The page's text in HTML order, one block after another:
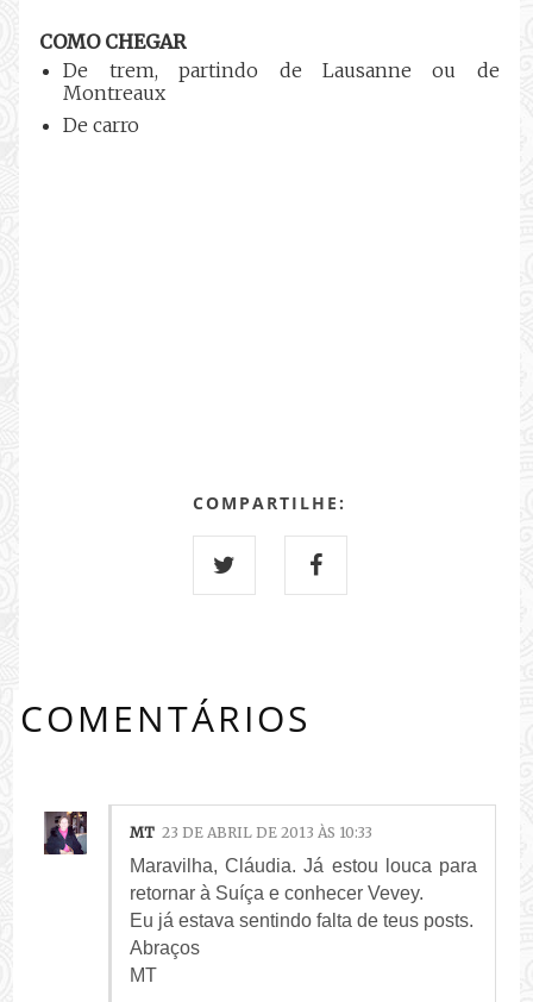
COMO CHEGAR
De trem, partindo de Lausanne ou de
Montreaux
De carro
COMPARTILHE:
COMENTÁRIOS
MT 23 DE ABRIL DE 2013 ÀS 10:33
Maravilha, Cláudia. Já estou louca para
retornar à Suíça e conhecer Vevey.
Eu já estava sentindo falta de teus posts.
Abraços
MT